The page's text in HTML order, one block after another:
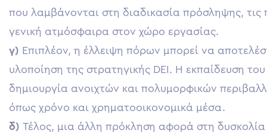
που λαμβάνονται στη διαδικασία πρόσληψης,
γενική ατμόσφαιρα στον χώρο εργασίας.
γ) Επιπλέον, η έλλειψη πόρων μπορεί να
υλοποίηση της στρατηγικής DEI. Η εκπαίδευση
δημιουργία ανοιχτών και πολυμορφικών
όπως χρόνο και χρηματοοικονομικά μέσα.
δ) Τέλος, μια άλλη πρόκληση αφορά στη